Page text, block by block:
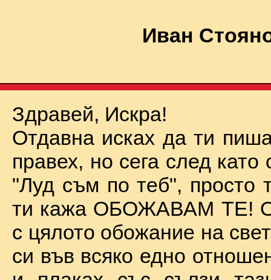
Иван
Здравей, Искра!
Отдавна исках да ти
правех, но сега след като
"Луд съм по теб", просто
ти кажа ОБОЖАВАМ ТЕ!
с цялото обожание на
си във всяко едно